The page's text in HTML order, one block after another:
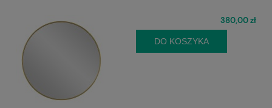
380,00 zł
DO KOSZYKA